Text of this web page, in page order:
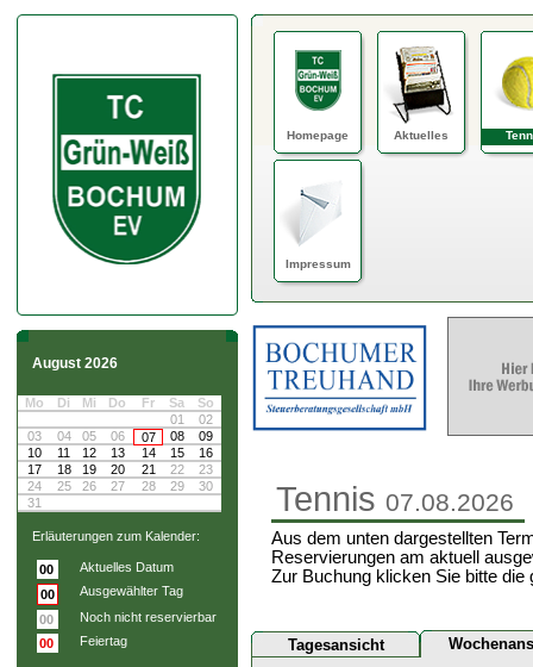
August 2026
Mo Di Mi Do Fr Sa
So
01
02
03
04 05 06 07 08
09
10
11 12 13 14 15
16
17
18 19 20 21 22
23
24
25 26 27 28 29
30
31
Erläuterungen zum Kalender:
00
Aktuelles Datum
00
Ausgewählter Tag
00
Noch nicht reservierbar
00
Feiertag
Homepage Aktuelles
Impressum
Tennis 07.08.2026
Aus dem unten dargestellten
Reservierungen am aktuell
Zur Buchung klicken Sie bitte die
Tagesansicht